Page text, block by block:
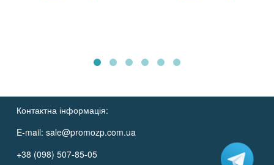
Контактна інформація:
E-mail: sale@promozp.com.ua
+38 (098) 507-85-05